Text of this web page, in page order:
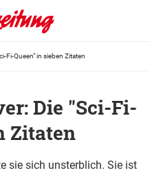
Fi-Queen" in sieben Zitaten
Die "Sci-Fi-
Zitaten
sie sich unsterblich. Sie ist